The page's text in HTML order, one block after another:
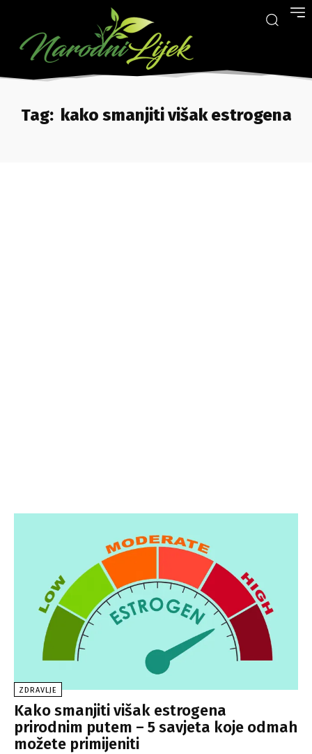
Tag: kako smanjiti višak estrogena
ZDRAVLJE
Kako smanjiti višak estrogena
prirodnim putem – 5 savjeta koje odmah
možete primijeniti